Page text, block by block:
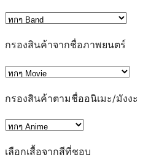
กรองสินค้าจากชื่อภาพยนตร์
กรองสินค้าตามชื่ออนิเมะ/มังงะ
เลือกเสื้อจากสีที่ชอบ